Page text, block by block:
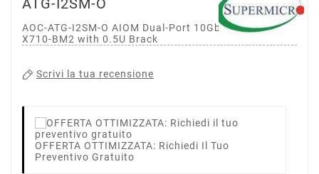
AOC-ATG-I2SM-O AIOM Dual-Port 10GbE SFP+,b/ on
X710-BM2 with 0.5U Brack
Scrivi la tua recensione
OFFERTA OTTIMIZZATA: Richiedi Il Tuo
Preventivo Gratuito